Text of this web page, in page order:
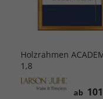
Holzrahmen
1,8
ab